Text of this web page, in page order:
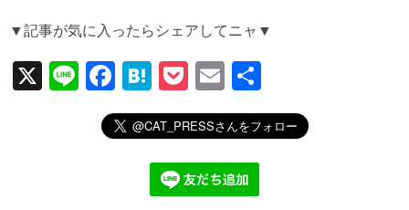
▼記事が気に入ったらシェアしてニャ▼
X
Li
F
a
c
H
at
e
n
a
P
o
ck
et
E
m
ail
有